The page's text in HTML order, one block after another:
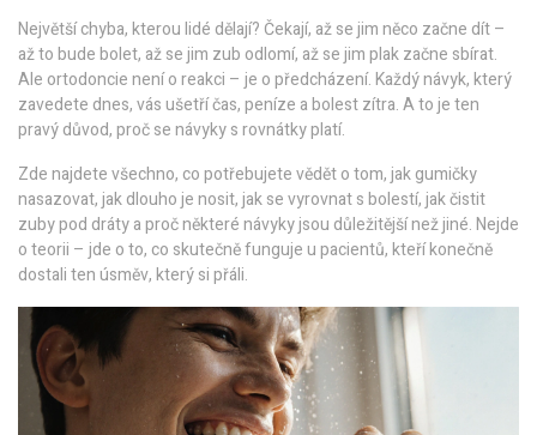
Největší chyba, kterou lidé dělají? Čekají, až se jim něco začne dít –
až to bude bolet, až se jim zub odlomí, až se jim plak začne sbírat.
Ale ortodoncie není o reakci – je o předcházení. Každý návyk, který
zavedete dnes, vás ušetří čas, peníze a bolest zítra. A to je ten
pravý důvod, proč se návyky s rovnátky platí.
Zde najdete všechno, co potřebujete vědět o tom, jak gumičky
nasazovat, jak dlouho je nosit, jak se vyrovnat s bolestí, jak čistit
zuby pod dráty a proč některé návyky jsou důležitější než jiné. Nejde
o teorii – jde o to, co skutečně funguje u pacientů, kteří konečně
dostali ten úsměv, který si přáli.